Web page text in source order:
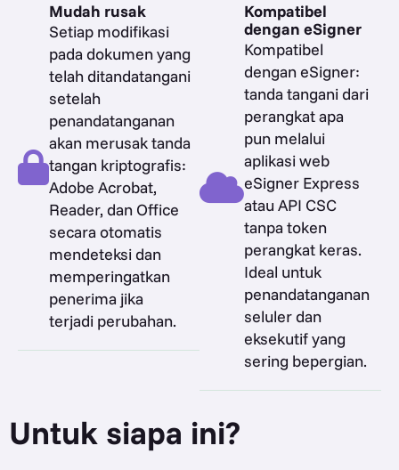
Mudah rusak
Setiap modifikasi
pada dokumen yang
telah ditandatangani
setelah
penandatanganan
akan merusak tanda
tangan kriptografis:
Adobe Acrobat,
Reader, dan Office
secara otomatis
mendeteksi dan
memperingatkan
penerima jika
terjadi perubahan.
Kompatibel
dengan eSigner
Kompatibel
dengan eSigner:
tanda tangani dari
perangkat apa
pun melalui
aplikasi web
eSigner Express
atau API CSC
tanpa token
perangkat keras.
Ideal untuk
penandatanganan
seluler dan
eksekutif yang
sering bepergian.
Untuk siapa ini?